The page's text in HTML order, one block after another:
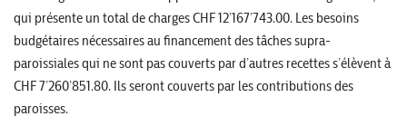
qui présente un total de charges CHF 12’167’743.00. Les besoins
budgétaires nécessaires au financement des tâches supra-
paroissiales qui ne sont pas couverts par d’autres recettes s’élèvent à
CHF 7’260’851.80. Ils seront couverts par les contributions des
paroisses.